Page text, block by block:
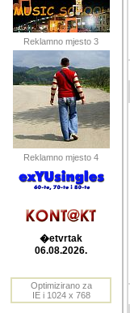
Reklamno mjesto 3
Reklamno mjesto 4
�etvrtak
06.08.2026.
Optimizirano za
IE i 1024 x 768